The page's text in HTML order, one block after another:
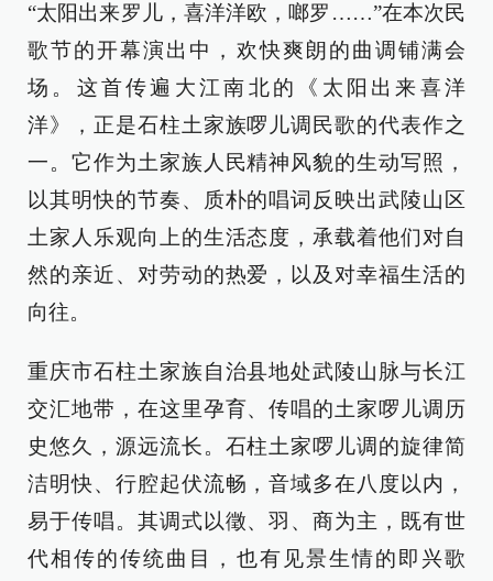
“太阳出来罗儿，喜洋洋欧，啷罗……”在本次民
歌节的开幕演出中，欢快爽朗的曲调铺满会
场。这首传遍大江南北的《太阳出来喜洋
洋》，正是石柱土家族啰儿调民歌的代表作之
一。它作为土家族人民精神风貌的生动写照，
以其明快的节奏、质朴的唱词反映出武陵山区
土家人乐观向上的生活态度，承载着他们对自
然的亲近、对劳动的热爱，以及对幸福生活的
向往。
重庆市石柱土家族自治县地处武陵山脉与长江
交汇地带，在这里孕育、传唱的土家啰儿调历
史悠久，源远流长。石柱土家啰儿调的旋律简
洁明快、行腔起伏流畅，音域多在八度以内，
易于传唱。其调式以徵、羽、商为主，既有世
代相传的传统曲目，也有见景生情的即兴歌